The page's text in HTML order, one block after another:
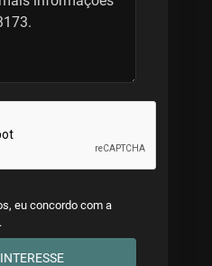
eu concordo com a
.
TENHO INTERESSE